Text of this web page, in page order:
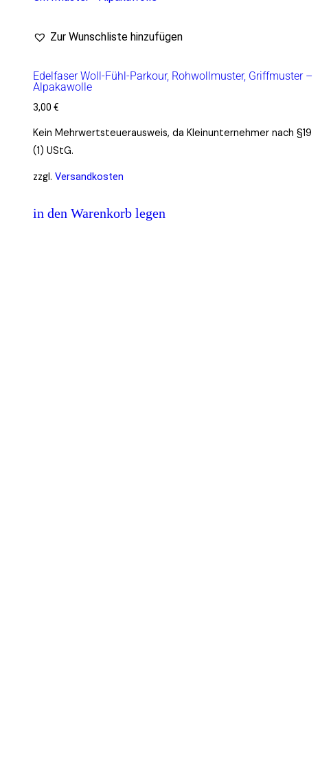
Zur Wunschliste hinzufügen
Edelfaser Woll-Fühl-Parkour, Rohwollmuster, Griffmuster –
Alpakawolle
3,00 €
Kein Mehrwertsteuerausweis, da Kleinunternehmer nach §19
(1) UStG.
zzgl. Versandkosten
in den Warenkorb legen